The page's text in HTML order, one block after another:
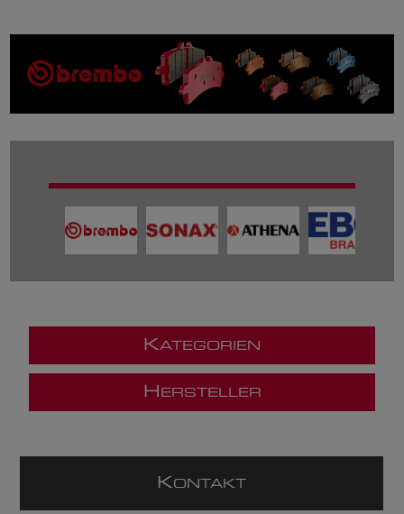
KATEGORIEN
H ERSTELLER
KONTAKT